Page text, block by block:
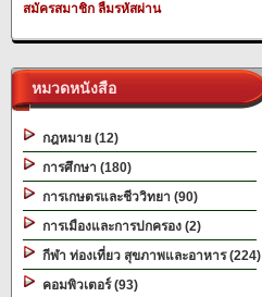
สมัครสมาชิก ลืมรหัสผ่าน
หมวดหนังสือ
กฎหมาย (12)
การศึกษา (180)
การเกษตรและชีววิทยา (90)
การเมืองและการปกครอง (2)
กีฬา ท่องเที่ยว สุขภาพและอาหาร (224)
คอมพิวเตอร์ (93)